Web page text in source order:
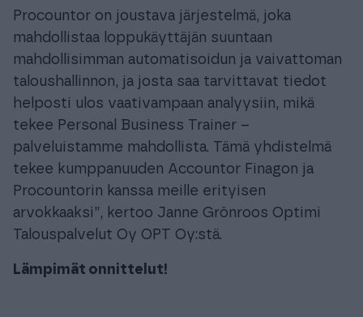
Procountor on joustava järjestelmä, joka
mahdollistaa loppukäyttäjän suuntaan
mahdollisimman automatisoidun ja vaivattoman
taloushallinnon, ja josta saa tarvittavat tiedot
helposti ulos vaativampaan analyysiin, mikä
tekee Personal Business Trainer –
palveluistamme mahdollista. Tämä yhdistelmä
tekee kumppanuuden Accountor Finagon ja
Procountorin kanssa meille erityisen
arvokkaaksi”, kertoo Janne Grönroos Optimi
Talouspalvelut Oy OPT Oy:stä.
Lämpimät onnittelut!